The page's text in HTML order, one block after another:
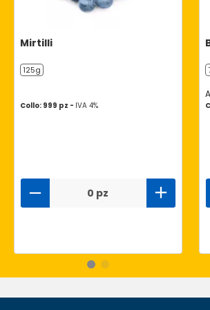
Mirtilli
125g
Collo: 999 pz - IVA 4%
0 pz